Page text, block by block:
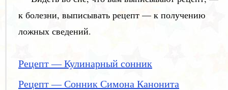
к болезни, выписывать рецепт — к получению
ложных сведений.
Рецепт — Кулинарный сонник
Рецепт — Сонник Симона Канонита